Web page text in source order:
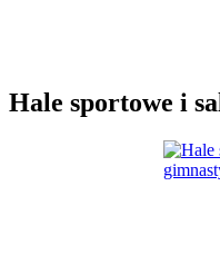
Hale sportowe i